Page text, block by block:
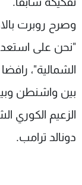
وصرح روبرت
"نحن على
الشمالية"،
بين واشنطن
الزعيم الكوري
دونالد ترامب.
لاعلاناتكم